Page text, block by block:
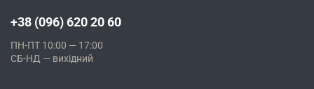
+38 (096) 620 20 60
ПН-ПТ 10:00 — 17:00
СБ-НД — вихідний